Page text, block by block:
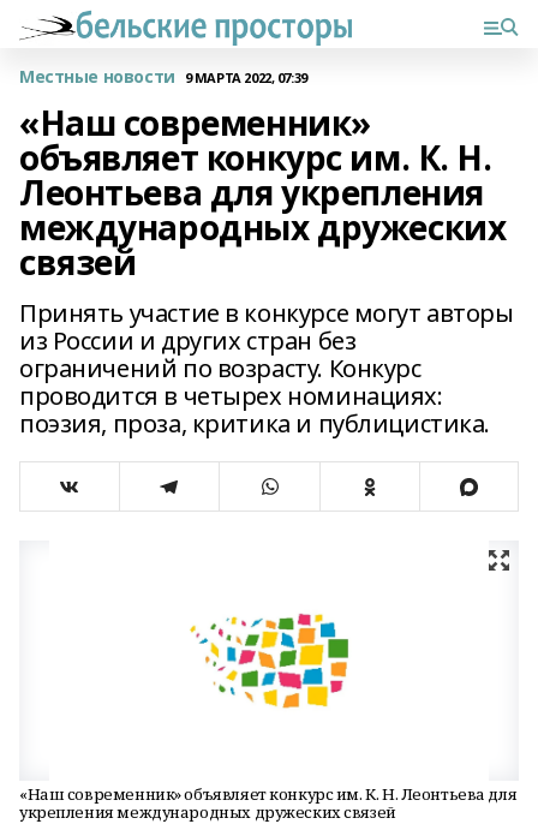
Местные новости 9 МАРТА 2022, 07:39
«Наш современник»
объявляет конкурс им. К. Н.
Леонтьева для укрепления
международных дружеских
связей
Принять участие в конкурсе могут авторы
из России и других стран без
ограничений по возрасту. Конкурс
проводится в четырех номинациях:
поэзия, проза, критика и публицистика.
«Наш современник» объявляет конкурс им. К. Н. Леонтьева для
укрепления международных дружеских связей